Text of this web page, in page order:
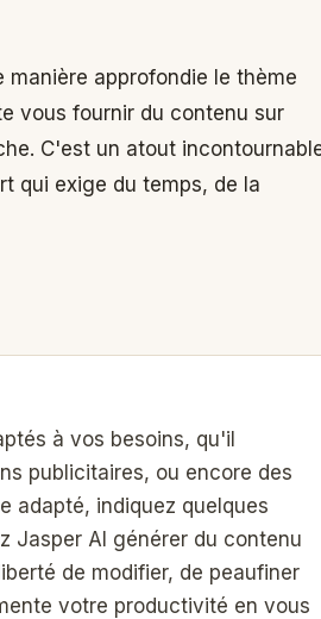
approfondie le thème
vous fournir du contenu sur
C'est un atout
qui exige du temps, de la
à vos besoins, qu'il
publicitaires, ou encore des
adapté, indiquez quelques
Jasper AI générer du contenu
de modifier, de peaufiner
votre productivité en vous